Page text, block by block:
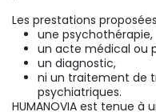
Les prestations
une psychothérapie,
un acte médical ou
un diagnostic,
ni un traitement de
psychiatriques.
HUMANOVIA est tenue